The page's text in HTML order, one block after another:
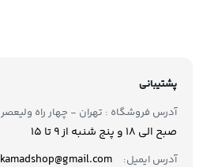
پشتیبانی
آدرس فروشگاه : تهران - چهار راه ولیعصر -
صبح الی 18 و پنج شنبه از 9 تا ۱5
آدرس ایمیل: